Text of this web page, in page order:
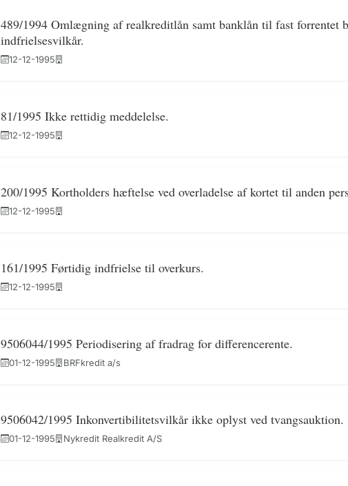
489/1994 Omlægning af realkreditlån samt banklån til fast forrentet
indfrielsesvilkår.
12-12-1995
81/1995 Ikke rettidig meddelelse.
12-12-1995
200/1995 Kortholders hæftelse ved overladelse af kortet til anden
12-12-1995
161/1995 Førtidig indfrielse til overkurs.
12-12-1995
9506044/1995 Periodisering af fradrag for differencerente.
01-12-1995 BRFkredit a/s
9506042/1995 Inkonvertibilitetsvilkår ikke oplyst ved tvangsauktion.
01-12-1995 Nykredit Realkredit A/S